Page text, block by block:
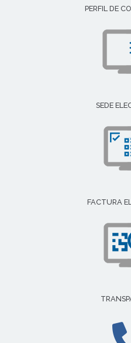
PERFIL DE
SEDE
FACTURA